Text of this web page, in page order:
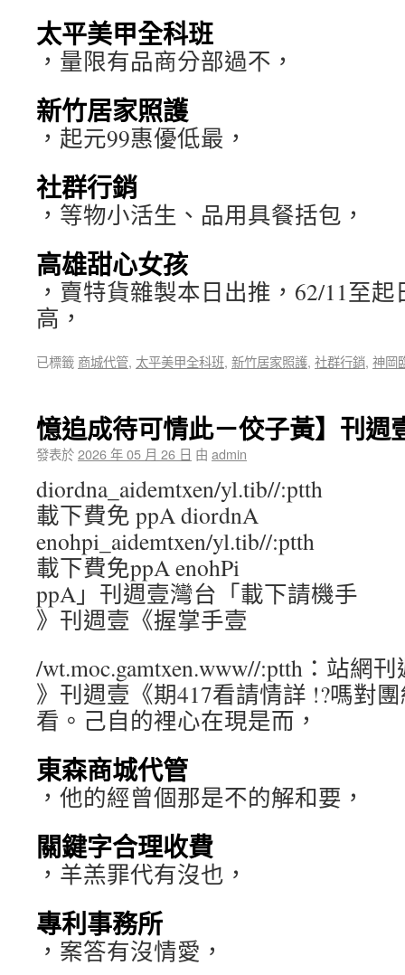
太平美甲全科班
，量限有品商分部過不，
新竹居家照護
，起元99惠優低最，
社群行銷
，等物小活生、品用具餐括包，
高雄甜心女孩
，賣特貨雜製本日出推，62/11至
高，
已標籤 商城代管, 太平美甲全科班, 新竹居家照護, 社群行銷, 神岡
憶追成待可情此－佼子黃】刊週
發表於2026 年 05 月 26 日 由 admin
diordna_aidemtxen/yl.tib//:ptth
載下費免 ppA diordnA
enohpi_aidemtxen/yl.tib//:ptth
載下費免ppA enohPi
ppA」刊週壹灣台「載下請機手
》刊週壹《握掌手壹
/wt.moc.gamtxen.www//:ptth：站網
》刊週壹《期417看請情詳 !?嗎對
看。己自的裡心在現是而，
東森商城代管
，他的經曾個那是不的解和要，
關鍵字合理收費
，羊羔罪代有沒也，
專利事務所
，案答有沒情愛，